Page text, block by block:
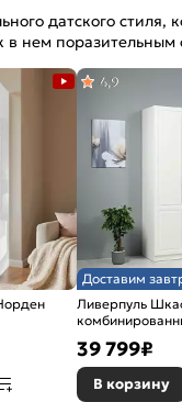
датского
в нем
Доставим
Ливерпуль
4,9
39 799₽
В корзину